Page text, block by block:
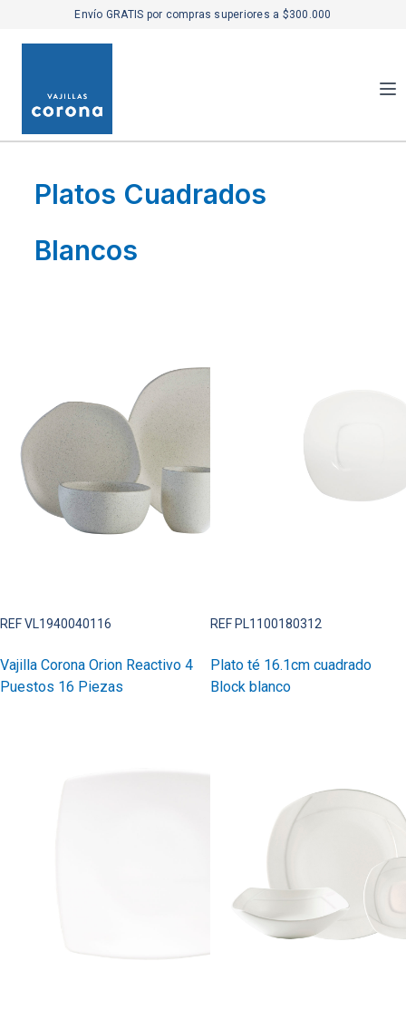
Envío GRATIS por compras superiores a $300.000
Platos Cuadrados
Blancos
REF VL1940040116
Vajilla Corona Orion Reactivo 4
Puestos 16 Piezas
REF PL1100180312
Plato té 16.1cm cuadrado
Block blanco